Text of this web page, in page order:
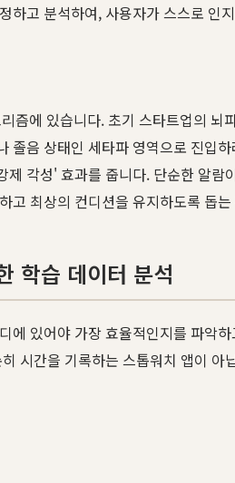
고 분석하여, 사용자가 스스로 인
즘에 있습니다. 초기 스타트업의
음 상태인 세타파 영역으로 진입
각성' 효과를 줍니다. 단순한 알
고 최상의 컨디션을 유지하도록 돕
학습 데이터 분석
있어야 가장 효율적인지를 파악
시간을 기록하는 스톱워치 앱이